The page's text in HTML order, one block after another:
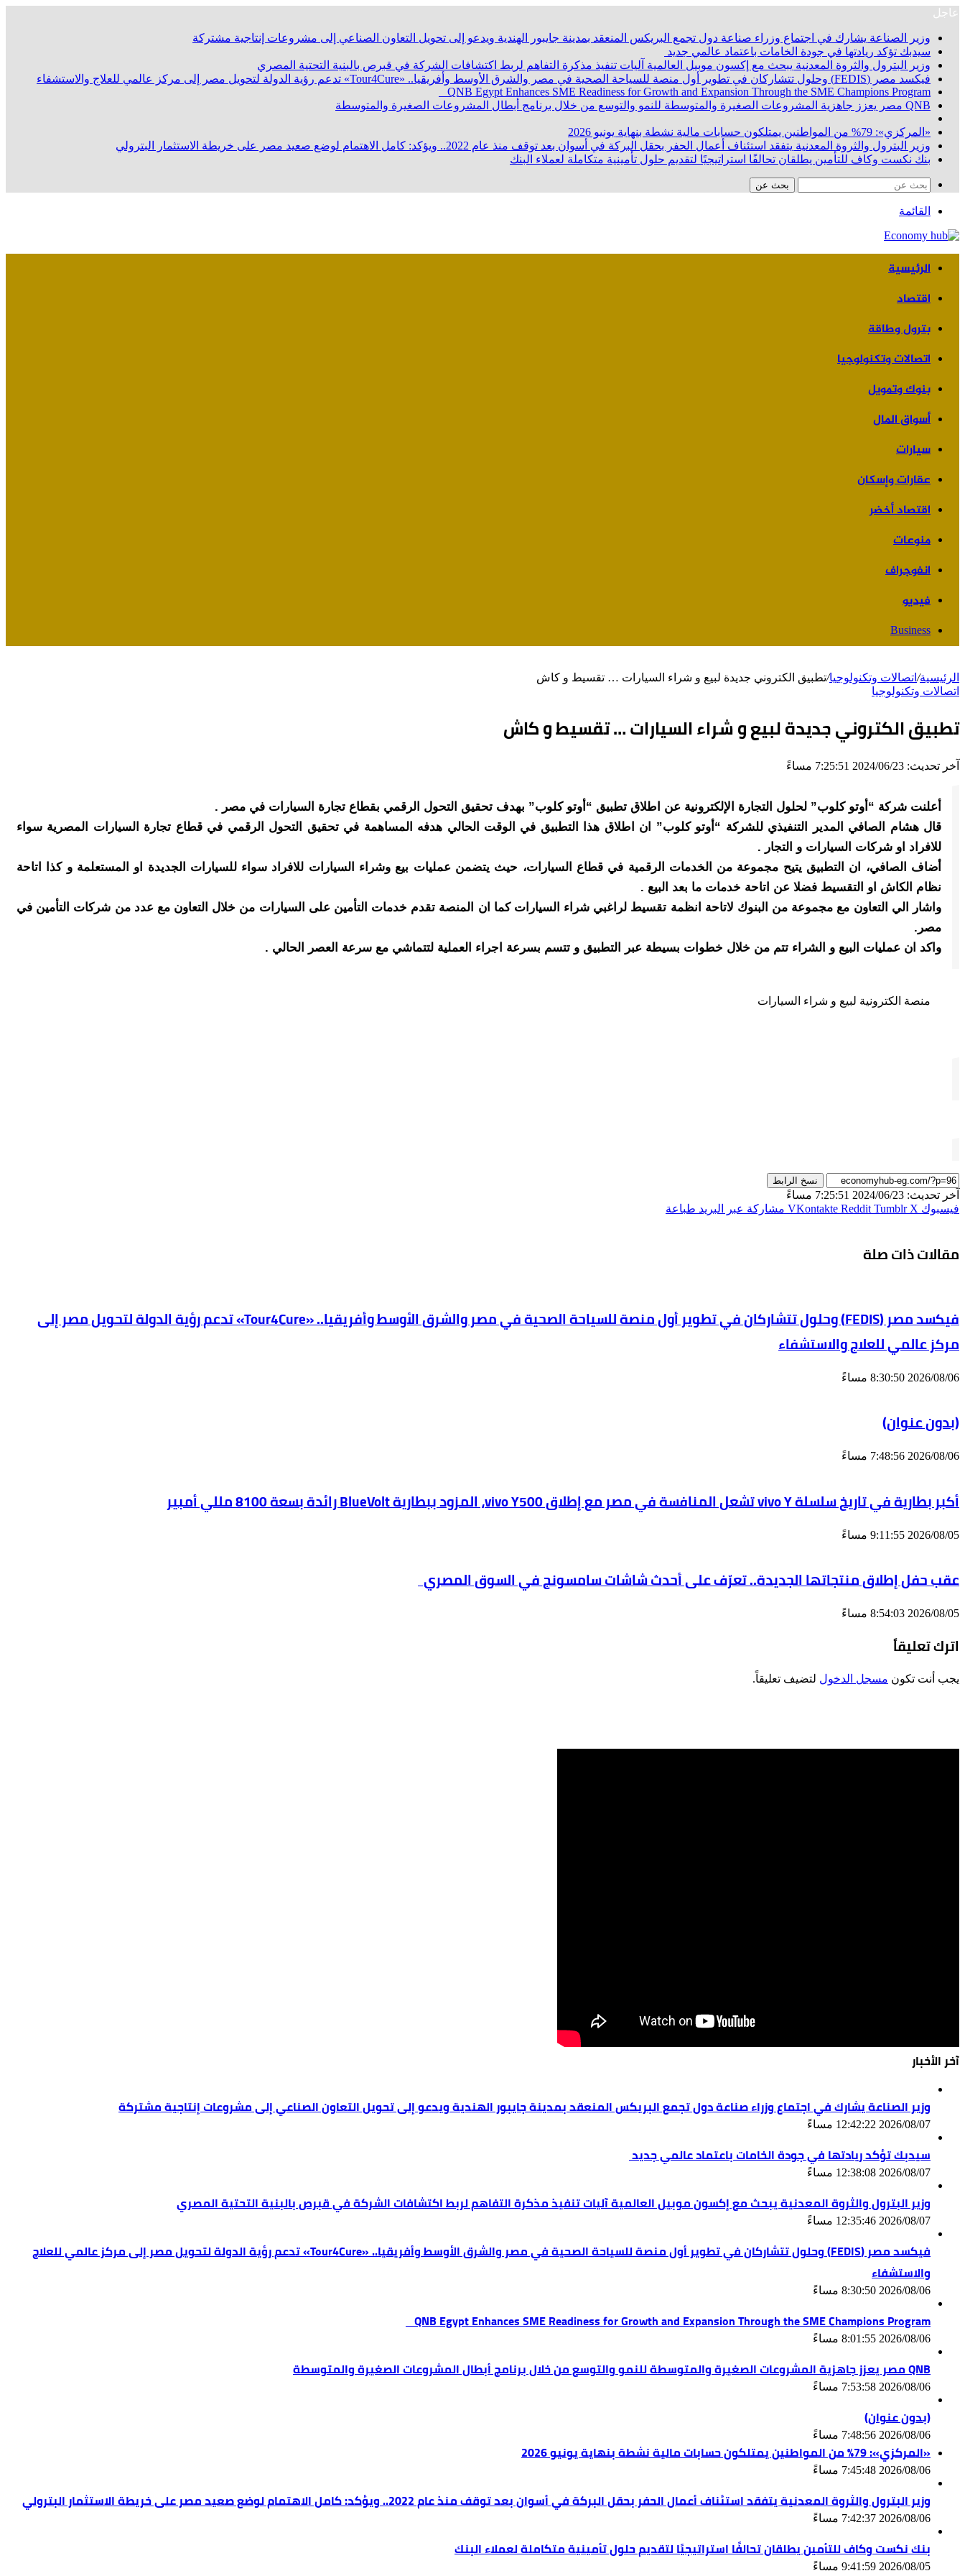
عاجل
وزير الصناعة يشارك في اجتماع وزراء صناعة دول تجمع البريكس المنعقد بمدينة جايبور الهندية ويدعو إلى تحويل التعاون الصناعي إلى مشروعات إنتاجية مشتركة
سيدبك تؤكد ريادتها في جودة الخامات باعتماد عالمي جديد
وزير البترول والثروة المعدنية يبحث مع إكسون موبيل العالمية آليات تنفيذ مذكرة التفاهم لربط اكتشافات الشركة في قبرص بالبنية التحتية المصري
فيكسد مصر (FEDIS) وحلول تتشاركان في تطوير أول منصة للسياحة الصحية في مصر والشرق الأوسط وأفريقيا.. «Tour4Cure» تدعم رؤية الدولة لتحويل مصر إلى مركز عالمي للعلاج والاستشفاء
QNB Egypt Enhances SME Readiness for Growth and Expansion Through the SME Champions Program
QNB مصر يعزز جاهزية المشروعات الصغيرة والمتوسطة للنمو والتوسع من خلال برنامج أبطال المشروعات الصغيرة والمتوسطة
«المركزي»: 79% من المواطنين يمتلكون حسابات مالية نشطة بنهاية يونيو 2026
وزير البترول والثروة المعدنية يتفقد استئناف أعمال الحفر بحقل البركة في أسوان بعد توقف منذ عام 2022.. ويؤكد: كامل الاهتمام لوضع صعيد مصر على خريطة الاستثمار البترولي
بنك نكست وكاف للتأمين يطلقان تحالفًا استراتيجيًا لتقديم حلول تأمينية متكاملة لعملاء البنك
بحث عن
القائمة
الرئيسية
اقتصاد
بترول وطاقة
اتصالات وتكنولوجيا
بنوك وتمويل
أسواق المال
سيارات
عقارات وإسكان
اقتصاد أخضر
منوعات
انفوجراف
فيديو
Business
الرئيسية/ اتصالات وتكنولوجيا/تطبيق الكتروني جديدة لبيع و شراء السيارات … تقسيط و كاش
اتصالات وتكنولوجيا
تطبيق الكتروني جديدة لبيع و شراء السيارات … تقسيط و كاش
آخر تحديث: 2024/06/23 7:25:51 مساءً
أعلنت شركة “أوتو كلوب” لحلول التجارة الإلكترونية عن اطلاق تطبيق “أوتو كلوب” بهدف تحقيق التحول الرقمي بقطاع تجارة السيارات في مصر .
قال هشام الصافي المدير التنفيذي للشركة “أوتو كلوب” ان اطلاق هذا التطبيق في الوقت الحالي هدفه المساهمة في تحقيق التحول الرقمي في قطاع تجارة السيارات المصرية سواء
للافراد او شركات السيارات و التجار .
أضاف الصافي، ان التطبيق يتيح مجموعة من الخدمات الرقمية في قطاع السيارات، حيث يتضمن عمليات بيع وشراء السيارات للافراد سواء للسيارات الجديدة او المستعلمة و كذا اتاحة
نظام الكاش او التقسيط فضلا عن اتاحة خدمات ما بعد البيع .
واشار الي التعاون مع مجموعة من البنوك لاتاحة انظمة تقسيط لراغبي شراء السيارات كما ان المنصة تقدم خدمات التأمين على السيارات من خلال التعاون مع عدد من شركات التأمين في
مصر.
واكد ان عمليات البيع و الشراء تتم من خلال خطوات بسيطة عبر التطبيق و تتسم بسرعة اجراء العملية لتتماشي مع سرعة العصر الحالي .
منصة الكترونية لبيع و شراء السيارات
نسخ الرابط
آخر تحديث: 2024/06/23 7:25:51 مساءً
فيسبوك ‫X مشاركة عبر البريد طباعة
مقالات ذات صلة
فيكسد مصر (FEDIS) وحلول تتشاركان في تطوير أول منصة للسياحة الصحية في مصر والشرق الأوسط وأفريقيا.. «Tour4Cure» تدعم رؤية الدولة لتحويل مصر إلى
مركز عالمي للعلاج والاستشفاء
2026/08/06 8:30:50 مساءً
(بدون عنوان)
2026/08/06 7:48:56 مساءً
أكبر بطارية في تاريخ سلسلة vivo Y تشعل المنافسة في مصر مع إطلاق vivo Y500، المزود ببطارية BlueVolt رائدة بسعة 8100 مللي أمبير
2026/08/05 9:11:55 مساءً
عقب حفل إطلاق منتجاتها الجديدة.. تعرّف على أحدث شاشات سامسونج في السوق المصري
2026/08/05 8:54:03 مساءً
اترك تعليقاً
يجب أنت تكون مسجل الدخول لتضيف تعليقاً.
آخر الأخبار
وزير الصناعة يشارك في اجتماع وزراء صناعة دول تجمع البريكس المنعقد بمدينة جايبور الهندية ويدعو إلى تحويل التعاون الصناعي إلى مشروعات إنتاجية مشتركة
2026/08/07 12:42:22 مساءً
سيدبك تؤكد ريادتها في جودة الخامات باعتماد عالمي جديد
2026/08/07 12:38:08 مساءً
وزير البترول والثروة المعدنية يبحث مع إكسون موبيل العالمية آليات تنفيذ مذكرة التفاهم لربط اكتشافات الشركة في قبرص بالبنية التحتية المصري
2026/08/07 12:35:46 مساءً
فيكسد مصر (FEDIS) وحلول تتشاركان في تطوير أول منصة للسياحة الصحية في مصر والشرق الأوسط وأفريقيا.. «Tour4Cure» تدعم رؤية الدولة لتحويل مصر إلى مركز عالمي للعلاج
والاستشفاء
2026/08/06 8:30:50 مساءً
QNB Egypt Enhances SME Readiness for Growth and Expansion Through the SME Champions Program
2026/08/06 8:01:55 مساءً
QNB مصر يعزز جاهزية المشروعات الصغيرة والمتوسطة للنمو والتوسع من خلال برنامج أبطال المشروعات الصغيرة والمتوسطة
2026/08/06 7:53:58 مساءً
(بدون عنوان)
2026/08/06 7:48:56 مساءً
«المركزي»: 79% من المواطنين يمتلكون حسابات مالية نشطة بنهاية يونيو 2026
2026/08/06 7:45:48 مساءً
وزير البترول والثروة المعدنية يتفقد استئناف أعمال الحفر بحقل البركة في أسوان بعد توقف منذ عام 2022.. ويؤكد: كامل الاهتمام لوضع صعيد مصر على خريطة الاستثمار البترولي
2026/08/06 7:42:37 مساءً
بنك نكست وكاف للتأمين يطلقان تحالفًا استراتيجيًا لتقديم حلول تأمينية متكاملة لعملاء البنك
2026/08/05 9:41:59 مساءً